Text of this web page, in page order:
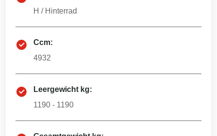
H / Hinterrad
Ccm:
4932
Leergewicht kg:
1190 - 1190